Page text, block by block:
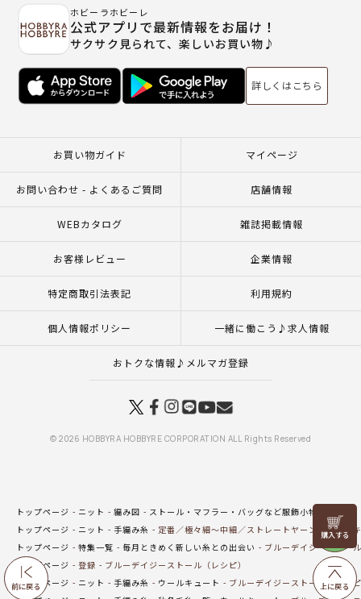
前に戻る
リリヤン
フェア
上に戻る
ホビーラホビーレ
公式アプリで最新情報をお届け！
サクサク見られて、楽しいお買い物♪
詳しくはこちら
お買い物ガイド マイページ
お問い合わせ - よくあるご質問 店舗情報
WEBカタログ 雑誌掲載情報
お客様レビュー 企業情報
特定商取引法表記 利用規約
個人情報ポリシー 一緒に働こう♪求人情報
おトクな情報♪メルマガ登録
© 2026 HOBBYRA HOBBYRE CORPORATION ALL Rights Reserved
トップページ ニット 編み図
ストール・マフラー・バッグなど服飾小物（編み図）
トップページ
ニット 手編み糸 定番／極々細～中細／ストレートヤーン
ウール
トップページ
特集一覧 毎月ときめく新しい糸との出会い
ブルーデイジーストー
トップページ
登録
ブルーデイジーストール（レシピ）
トップページ
ニット 手編み糸 ウールキュート
ブルーデイジーストール（レシ